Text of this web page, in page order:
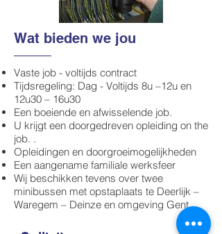
Wat bieden we jou
Vaste job - voltijds contract
Tijdsregeling: Dag - Voltijds 8u –12u en
12u30 – 16u30
Een boeiende en afwisselende job.
U krijgt een doorgedreven opleiding on the
job. .
Opleidingen en doorgroeimogelijkheden
Een aangename familiale werksfeer
Wij beschikken tevens over twee
minibussen met opstaplaats te Deerlijk –
Waregem – Deinze en omgeving Gent